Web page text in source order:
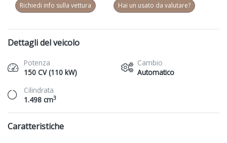
Richiedi info sulla vettura Hai un usato da valutare?
Dettagli del veicolo
Potenza
150 CV (110 kW)
Cambio
Automatico
Cilindrata
1.498 cm3
Caratteristiche